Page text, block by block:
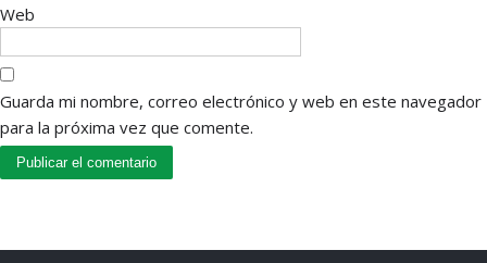
Web
Guarda mi nombre, correo electrónico y web en este navegador
para la próxima vez que comente.